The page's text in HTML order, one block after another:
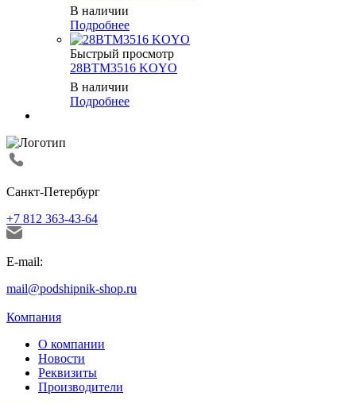
В наличии
Подробнее
Быстрый просмотр
28BTM3516 KOYO
В наличии
Подробнее
Санкт-Петербург
+7 812 363-43-64
E-mail:
mail@podshipnik-shop.ru
Компания
О компании
Новости
Реквизиты
Производители